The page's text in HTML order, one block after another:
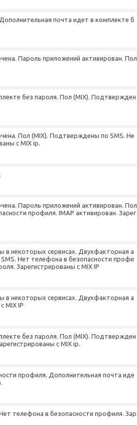
почта идет в комплекте б
Пароль приложений активирован. Пол
без пароля. Пол (MIX). Подтвержден
Пол (MIX). Подтверждены по SMS. Не
с MIX ip.
Пароль приложений активирован. Пол
профиля. IMAP активирован. Зарег
в некоторых сервисах. Двухфакторная а
Нет телефона в безопасности профи
Зарегистрированы с MIX IP
в некоторых сервисах. Двухфакторная а
MIX IP
без пароля. Пол (MIX). Подтвержден
с MIX ip.
профиля. Дополнительная почта иде
телефона в безопасности профиля. Зар